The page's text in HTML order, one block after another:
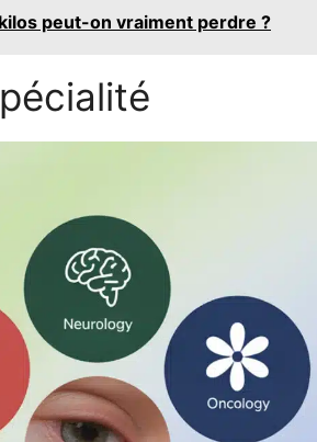
peut-on vraiment perdre ?